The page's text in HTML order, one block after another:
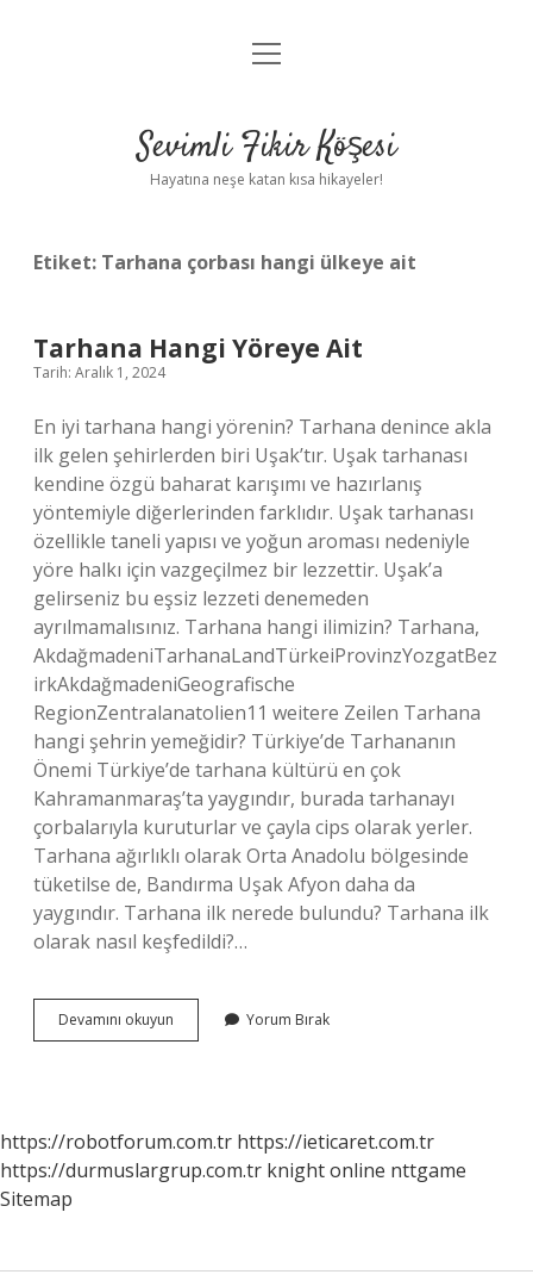
Anasayfa
Yasal Uyarı
menüyü
Sevimli Fikir Köşesi
Hayatına neşe katan kısa hikayeler!
Etiket: Tarhana çorbası hangi ülkeye ait
Tarhana Hangi Yöreye Ait
Tarih: Aralık 1, 2024
En iyi tarhana hangi yörenin? Tarhana denince akla
ilk gelen şehirlerden biri Uşak’tır. Uşak tarhanası
kendine özgü baharat karışımı ve hazırlanış
yöntemiyle diğerlerinden farklıdır. Uşak tarhanası
özellikle taneli yapısı ve yoğun aroması nedeniyle
yöre halkı için vazgeçilmez bir lezzettir. Uşak’a
gelirseniz bu eşsiz lezzeti denemeden
ayrılmamalısınız. Tarhana hangi ilimizin? Tarhana,
AkdağmadeniTarhanaLandTürkeiProvinzYozgatBez
irkAkdağmadeniGeografische
RegionZentralanatolien11 weitere Zeilen Tarhana
hangi şehrin yemeğidir? Türkiye’de Tarhananın
Önemi Türkiye’de tarhana kültürü en çok
Kahramanmaraş’ta yaygındır, burada tarhanayı
çorbalarıyla kuruturlar ve çayla cips olarak yerler.
Tarhana ağırlıklı olarak Orta Anadolu bölgesinde
tüketilse de, Bandırma Uşak Afyon daha da
yaygındır. Tarhana ilk nerede bulundu? Tarhana ilk
olarak nasıl keşfedildi?…
Devamını okuyun Tarhana
Hangi
Yorum Bırak
https://robotforum.com.tr https://ieticaret.com.tr
https://durmuslargrup.com.tr knight online nttgame
Sitemap